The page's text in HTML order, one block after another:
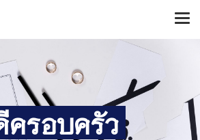
รอบครัว